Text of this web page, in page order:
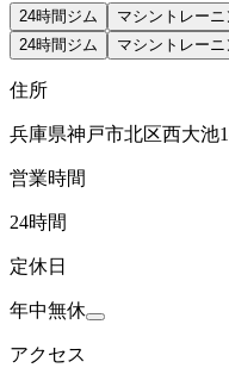
24時間ジム
マシントレーニ
24時間ジム
マシントレーニ
住所
兵庫県神戸市北区西大池
営業時間
24時間
定休日
年中無休
アクセス